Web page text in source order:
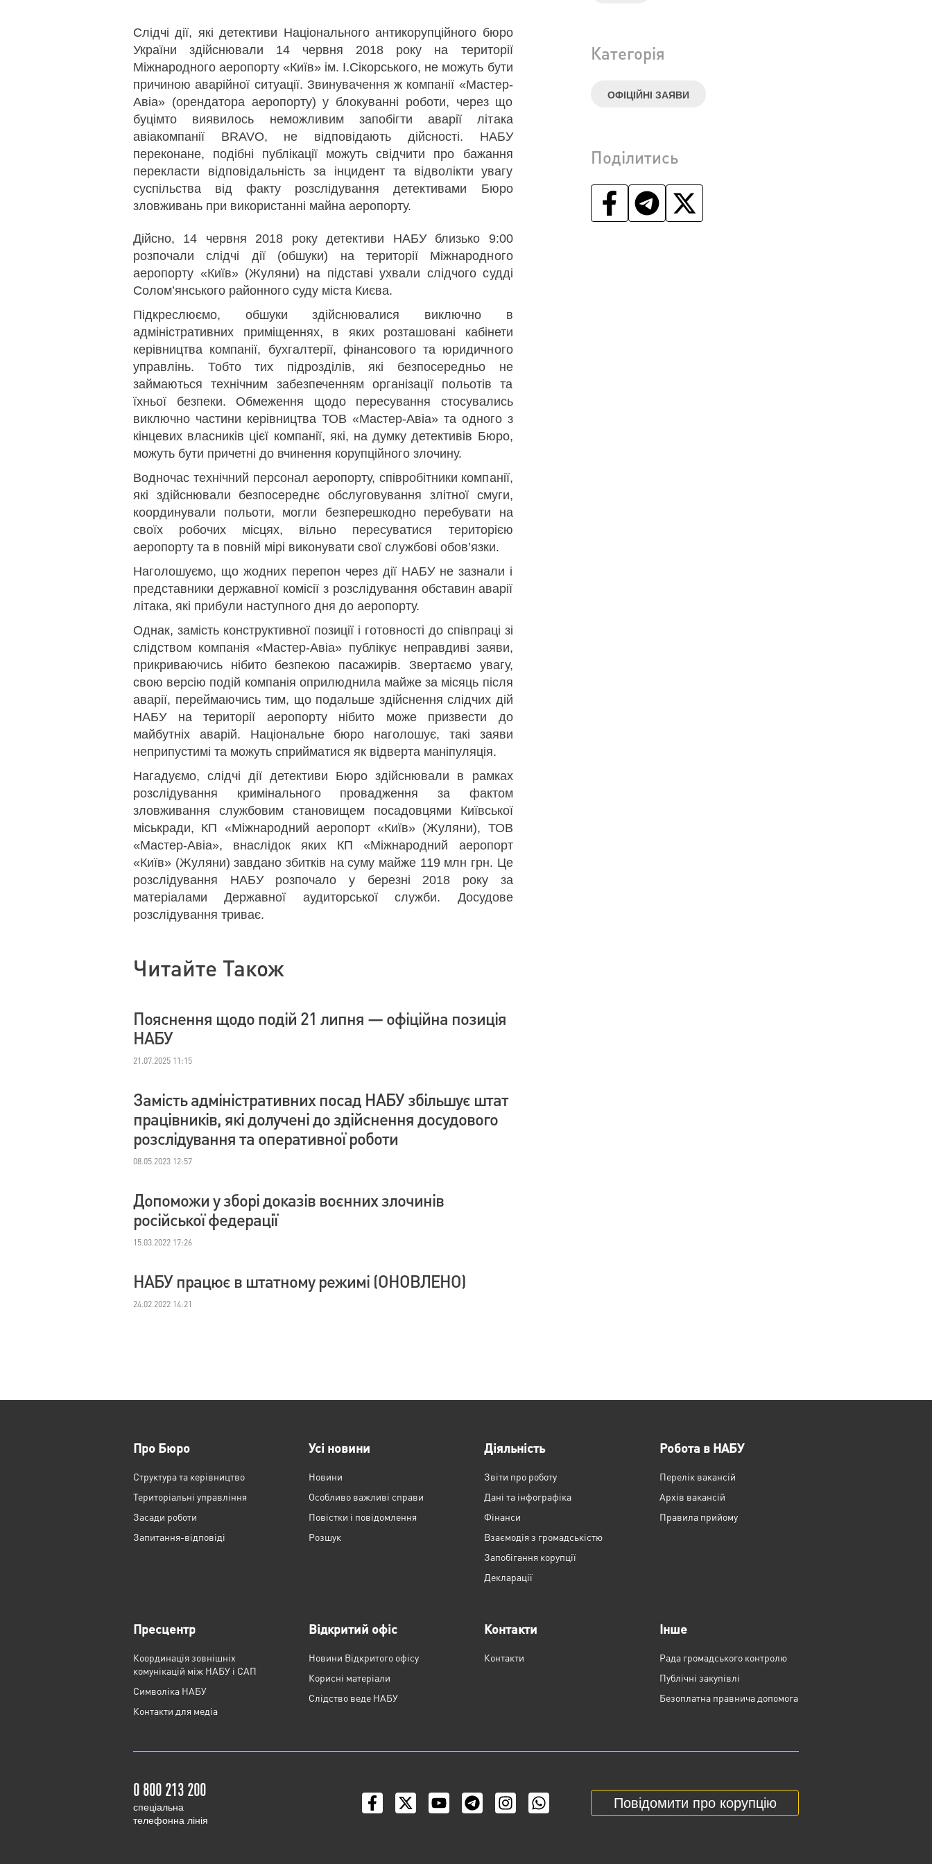
Категорія
ОФІЦІЙНІ ЗАЯВИ
Поділитись
Слідчі дії, які детективи Національного антикорупційного бюро
України здійснювали 14 червня 2018 року на території
Міжнародного аеропорту «Київ» ім. І.Сікорського, не можуть бути
причиною аварійної ситуації. Звинувачення ж компанії «Мастер-
Авіа» (орендатора аеропорту) у блокуванні роботи, через що
буцімто виявилось неможливим запобігти аварії літака
авіакомпанії BRAVO, не відповідають дійсності. НАБУ
переконане, подібні публікації можуть свідчити про бажання
перекласти відповідальність за інцидент та відволікти увагу
суспільства від факту розслідування детективами Бюро
зловживань при використанні майна аеропорту.
Дійсно, 14 червня 2018 року детективи НАБУ близько 9:00
розпочали слідчі дії (обшуки) на території Міжнародного
аеропорту «Київ» (Жуляни) на підставі ухвали слідчого судді
Солом’янського районного суду міста Києва.
Підкреслюємо, обшуки здійснювалися виключно в
адміністративних приміщеннях, в яких розташовані кабінети
керівництва компанії, бухгалтерії, фінансового та юридичного
управлінь. Тобто тих підрозділів, які безпосередньо не
займаються технічним забезпеченням організації польотів та
їхньої безпеки. Обмеження щодо пересування стосувались
виключно частини керівництва ТОВ «Мастер-Авіа» та одного з
кінцевих власників цієї компанії, які, на думку детективів Бюро,
можуть бути причетні до вчинення корупційного злочину.
Водночас технічний персонал аеропорту, співробітники компанії,
які здійснювали безпосереднє обслуговування злітної смуги,
координували польоти, могли безперешкодно перебувати на
своїх робочих місцях, вільно пересуватися територією
аеропорту та в повній мірі виконувати свої службові обов’язки.
Наголошуємо, що жодних перепон через дії НАБУ не зазнали і
представники державної комісії з розслідування обставин аварії
літака, які прибули наступного дня до аеропорту.
Однак, замість конструктивної позиції і готовності до співпраці зі
слідством компанія «Мастер-Авіа» публікує неправдиві заяви,
прикриваючись нібито безпекою пасажирів. Звертаємо увагу,
свою версію подій компанія оприлюднила майже за місяць після
аварії, переймаючись тим, що подальше здійснення слідчих дій
НАБУ на території аеропорту нібито може призвести до
майбутніх аварій. Національне бюро наголошує, такі заяви
неприпустимі та можуть сприйматися як відверта маніпуляція.
Нагадуємо, слідчі дії детективи Бюро здійснювали в рамках
розслідування кримінального провадження за фактом
зловживання службовим становищем посадовцями Київської
міськради, КП «Міжнародний аеропорт «Київ» (Жуляни), ТОВ
«Мастер-Авіа», внаслідок яких КП «Міжнародний аеропорт
«Київ» (Жуляни) завдано збитків на суму майже 119 млн грн. Це
розслідування НАБУ розпочало у березні 2018 року за
матеріалами Державної аудиторської служби. Досудове
розслідування триває.
Читайте Також
Пояснення щодо подій 21 липня — офіційна позиція
НАБУ
21.07.2025 11:15
Замість адміністративних посад НАБУ збільшує штат
працівників, які долучені до здійснення досудового
розслідування та оперативної роботи
08.05.2023 12:57
Допоможи у зборі доказів воєнних злочинів
російської федерації
15.03.2022 17:26
НАБУ працює в штатному режимі (ОНОВЛЕНО)
24.02.2022 14:21
Про Бюро
Структура та керівництво
Територіальні управління
Засади роботи
Запитання-відповіді
Усі новини
Новини
Особливо важливі справи
Повістки і повідомлення
Розшук
Діяльність
Звіти про роботу
Дані та інфографіка
Фінанси
Взаємодія з громадськістю
Запобігання корупції
Декларації
Робота в НАБУ
Перелік вакансій
Архів вакансій
Правила прийому
Пресцентр
Координація зовнішніх
комунікацій між НАБУ і САП
Cимволіка НАБУ
Контакти для медіа
Відкритий офіс
Новини Відкритого офісу
Корисні матеріали
Слідство веде НАБУ
Контакти
Контакти
Інше
Рада громадського контролю
Публічні закупівлі
Безоплатна правнича допомога
0 800 213 200
cпеціальна
телефонна лінія
Повідомити про корупцію